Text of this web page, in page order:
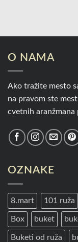
O NAMA
Ako tražite mesto
na pravom ste
cvetnih aranžmana
OZNAKE
8.mart 101 ruža
Box buket
Buketi od ruža